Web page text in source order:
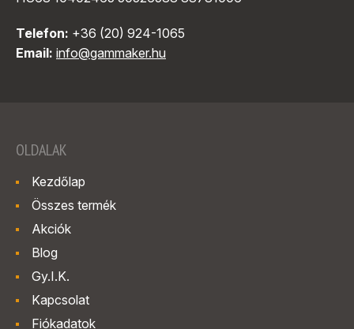
Telefon: +36 (20) 924-1065
Email: info@gammaker.hu
OLDALAK
Kezdőlap
Összes termék
Akciók
Blog
Gy.I.K.
Kapcsolat
Fiókadatok